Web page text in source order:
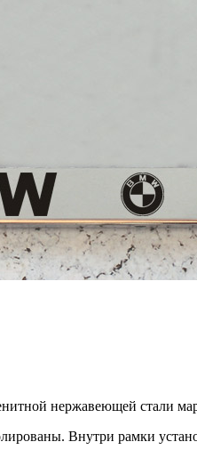
нержавеющей
Внутри рамки